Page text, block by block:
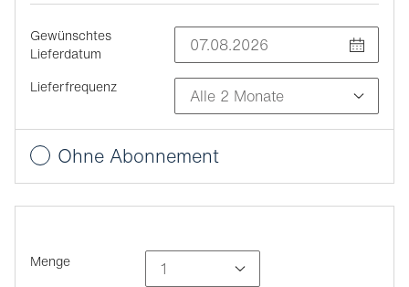
Gewünschtes
Lieferdatum
Lieferfrequenz
Ohne Abonnement
Menge